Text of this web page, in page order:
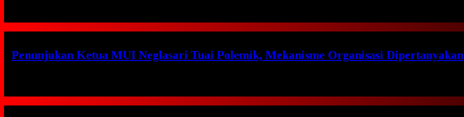
Penunjukan Ketua MUI Neglasari Tuai Polemik, Mekanisme Organisasi Dipertanyakan